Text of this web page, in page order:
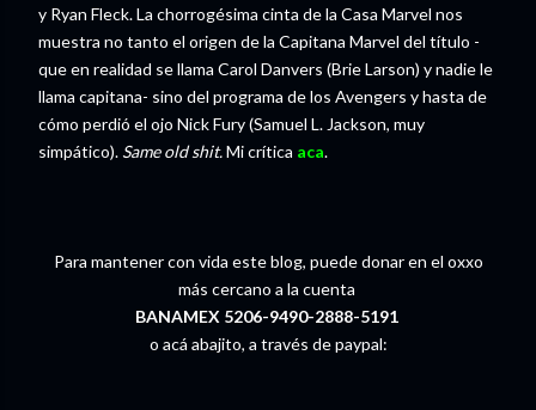
y Ryan Fleck. La chorrogésima cinta de la Casa Marvel nos
muestra no tanto el origen de la Capitana Marvel del título -
que en realidad se llama Carol Danvers (Brie Larson) y nadie le
llama capitana- sino del programa de los Avengers y hasta de
cómo perdió el ojo Nick Fury (Samuel L. Jackson, muy
simpático). Same old shit.Mi crítica aca.
Para mantener con vida este blog, puede donar en el oxxo
más cercano a la cuenta
BANAMEX 5206-9490-2888-5191
o acá abajito, a través de paypal: